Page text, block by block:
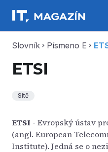
Slovník chevron_right Písmeno E chevron_right
ETSI
Sítě
ETSI - Evropský ústav
(angl. European
Institute). Jedná se o